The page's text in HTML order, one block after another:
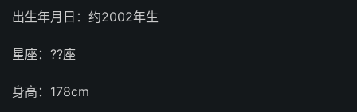
出生年月日：约2002年生
星座：??座
身高：178cm